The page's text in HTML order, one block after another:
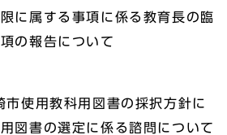
に属する事項に係る教育長の臨
の報告について
使用教科用図書の採択方針に
図書の選定に係る諮問について